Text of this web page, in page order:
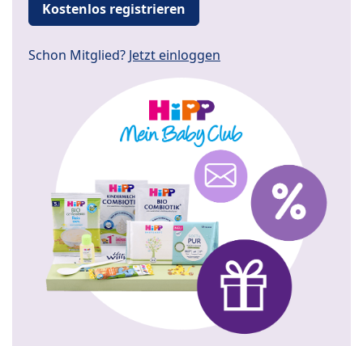
Kostenlos registrieren
Schon Mitglied? Jetzt einloggen